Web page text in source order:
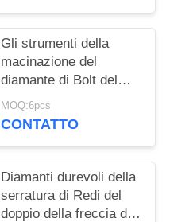
Gli strumenti della
macinazione del
diamante di Bolt del
trapezio con usura
escludono la
MOQ:6pcs
CONTATTO
Diamanti durevoli della
serratura di Redi del
doppio della freccia di